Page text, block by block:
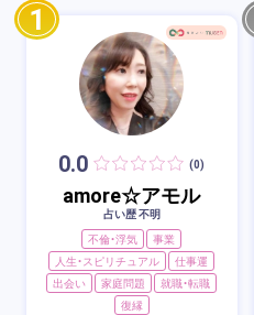
1
0.0 (0)
amore☆アモル
占い歴 不明
不倫・浮気
事業
人生・スピリチュアル
仕事運
出会い
家庭問題
就職・転職
復縁